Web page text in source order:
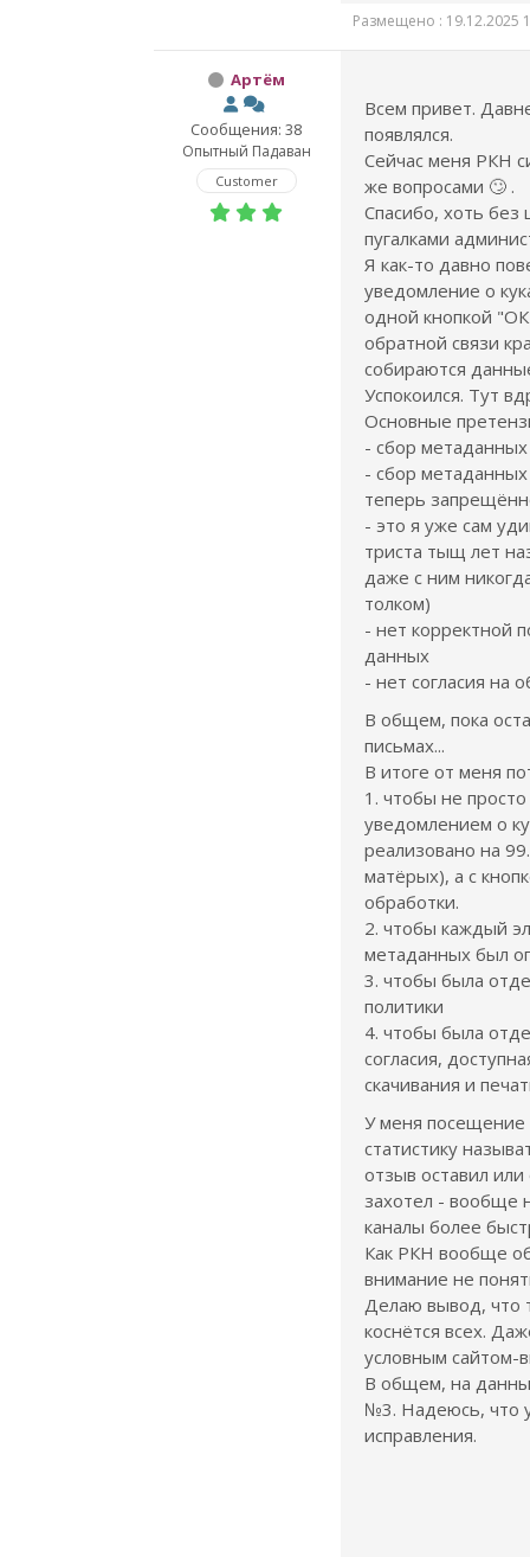
Размещено : 19.12.2025
Артём
Сообщения: 38
Опытный Падаван
Customer
Всем привет.
появлялся.
Сейчас меня РКН
же вопросами 🙄 .
Спасибо, хоть без
пугалками
Я как-то давно
уведомление о
одной кнопкой
обратной связи
собираются
Успокоился. Тут
Основные
- сбор
- сбор
теперь
- это я уже сам
триста тыщ лет
даже с ним
толком)
- нет корректной
данных
- нет согласия на
В общем, пока
письмах...
В итоге от меня
1. чтобы не
уведомлением о
реализовано на
матёрых), а с
обработки.
2. чтобы каждый
метаданных был
3. чтобы была
политики
4. чтобы была
согласия,
скачивания и
У меня посещение
статистику
отзыв оставил
захотел - вообще
каналы более
Как РКН вообще
внимание не
Делаю вывод, что
коснётся всех.
условным сайтом-
В общем, на
№3. Надеюсь, что
исправления.